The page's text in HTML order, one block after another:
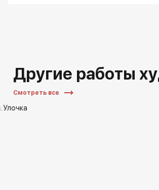
Другие работы
Смотреть все